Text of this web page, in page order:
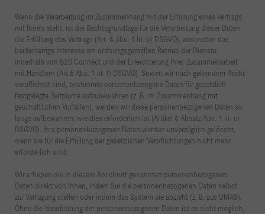
Wenn die Verarbeitung im Zusammenhang mit der Erfüllung eines Vertrags
mit Ihnen steht, ist die Rechtsgrundlage für die Verarbeitung dieser Daten
die Erfüllung des Vertrags (Art. 6 Abs. 1 lit. b) DSGVO), ansonsten das
beiderseitige Interesse am ordnungsgemäßen Betrieb der Dienste
innerhalb von B2B Connect und der Erleichterung Ihrer Zusammenarbeit
mit Händlern (Art.6 Abs. 1 lit. f) DSGVO). Soweit wir nach geltendem Recht
verpflichtet sind, bestimmte personenbezogene Daten für gesetzlich
festgelegte Zeiträume aufzubewahren (z. B. im Zusammenhang mit
geschäftlichen Vorfällen), werden wir diese personenbezogenen Daten so
lange aufbewahren, wie dies erforderlich ist (Artikel 6 Absatz Abs. 1 lit. c)
DSGVO). Ihre personenbezogenen Daten werden unverzüglich gelöscht,
wenn sie für die Erfüllung der gesetzlichen Verpflichtungen nicht mehr
erforderlich sind.
Wir erheben die in diesem Abschnitt genannten personenbezogenen
Daten direkt von Ihnen, indem Sie die personenbezogenen Daten selbst
zur Verfügung stellen oder indem das System sie abzieht (z. B. aus UMAS).
Ohne die Verarbeitung der personenbezogenen Daten ist es nicht möglich,